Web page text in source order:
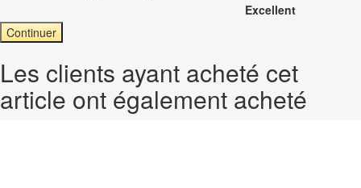
Excellent
Continuer
Les clients ayant acheté cet
article ont également acheté